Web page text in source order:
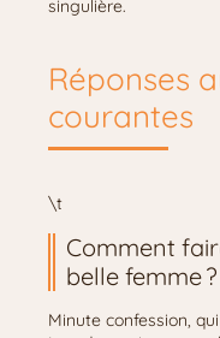
singulière.
Réponses
courantes
\t
Comment
belle femme ?
Minute confession,